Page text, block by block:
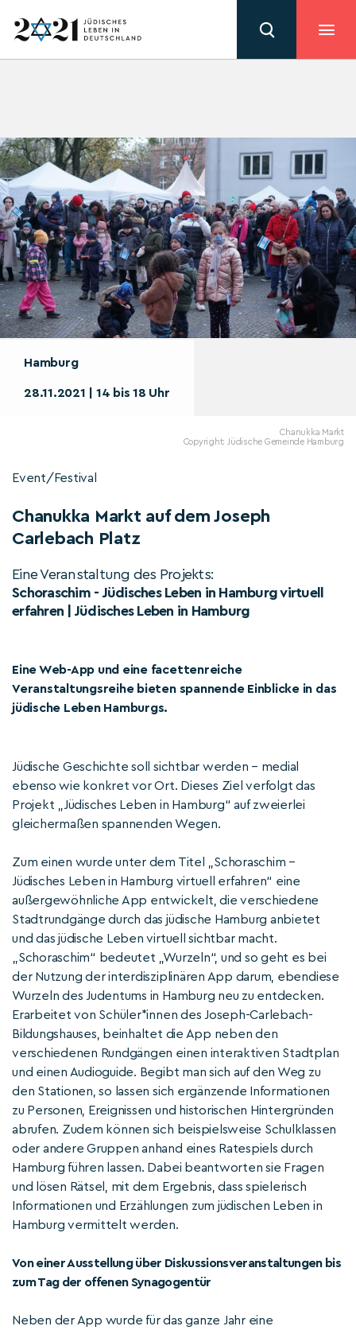
Hamburg
28.11.2021 | 14 bis 18 Uhr
Chanukka Markt
Copyright: Jüdische Gemeinde Hamburg
Event/Festival
Chanukka Markt auf dem Joseph
Carlebach Platz
Eine Veranstaltung des Projekts:
Schoraschim - Jüdisches Leben in Hamburg virtuell
erfahren | Jüdisches Leben in Hamburg
Eine Web-App und eine facettenreiche
Veranstaltungsreihe bieten spannende Einblicke in das
jüdische Leben Hamburgs.
Jüdische Geschichte soll sichtbar werden – medial
ebenso wie konkret vor Ort. Dieses Ziel verfolgt das
Projekt „Jüdisches Leben in Hamburg“ auf zweierlei
gleichermaßen spannenden Wegen.
Zum einen wurde unter dem Titel „Schoraschim –
Jüdisches Leben in Hamburg virtuell erfahren“ eine
außergewöhnliche App entwickelt, die verschiedene
Stadtrundgänge durch das jüdische Hamburg anbietet
und das jüdische Leben virtuell sichtbar macht.
„Schoraschim“ bedeutet „Wurzeln“, und so geht es bei
der Nutzung der interdisziplinären App darum, ebendiese
Wurzeln des Judentums in Hamburg neu zu entdecken.
Erarbeitet von Schüler*innen des Joseph-Carlebach-
Bildungshauses, beinhaltet die App neben den
verschiedenen Rundgängen einen interaktiven Stadtplan
und einen Audioguide. Begibt man sich auf den Weg zu
den Stationen, so lassen sich ergänzende Informationen
zu Personen, Ereignissen und historischen Hintergründen
abrufen. Zudem können sich beispielsweise Schulklassen
oder andere Gruppen anhand eines Ratespiels durch
Hamburg führen lassen. Dabei beantworten sie Fragen
und lösen Rätsel, mit dem Ergebnis, dass spielerisch
Informationen und Erzählungen zum jüdischen Leben in
Hamburg vermittelt werden.
Von einer Ausstellung über Diskussionsveranstaltungen bis
zum Tag der offenen Synagogentür
Neben der App wurde für das ganze Jahr eine